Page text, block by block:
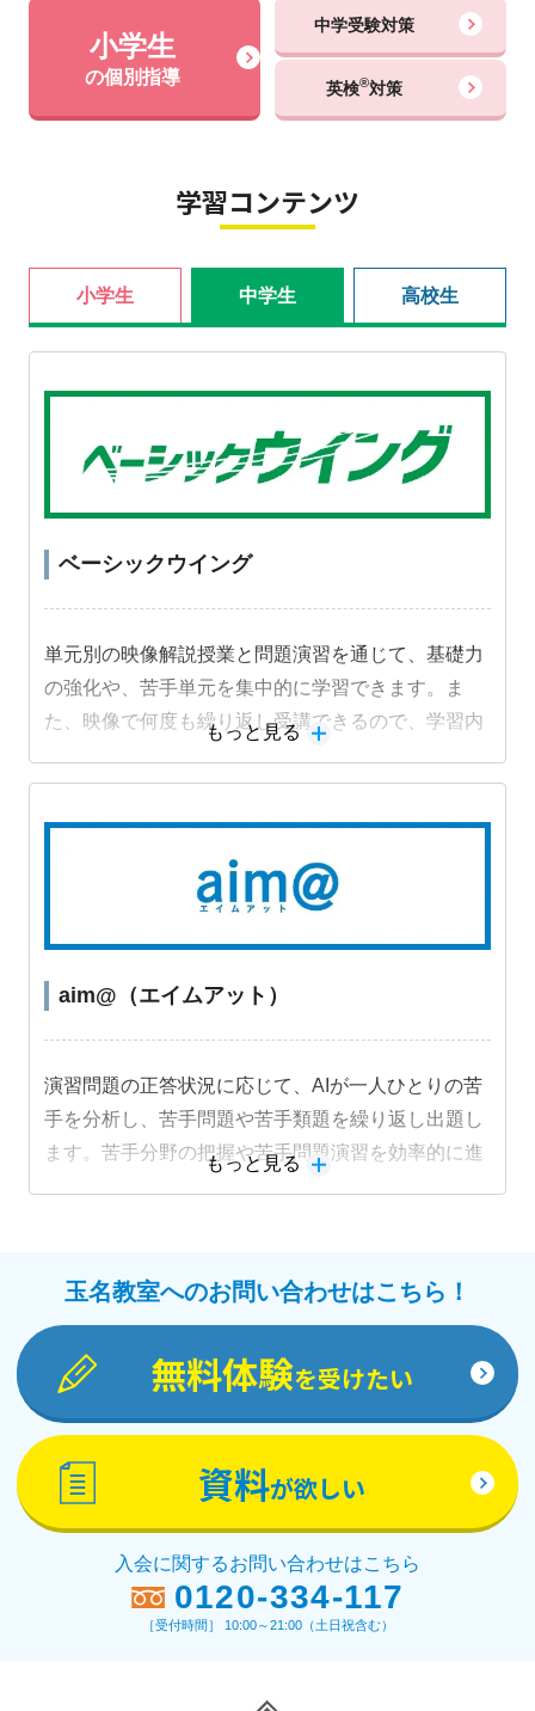
小学生
の個別指導
中学受験対策
英検®対策
学習コンテンツ
小学生 中学生 高校生
ベーシックウイング
単元別の映像解説授業と問題演習を通じて、基礎力
の強化や、苦手単元を集中的に学習できます。ま
た、映像で何度も繰り返し受講できるので、学習内
もっと見る
aim@（エイムアット）
演習問題の正答状況に応じて、AIが一人ひとりの苦
手を分析し、苦手問題や苦手類題を繰り返し出題し
ます。苦手分野の把握や苦手問題演習を効率的に進
もっと見る
玉名教室へのお問い合わせはこちら！
無料体験を受けたい
資料が欲しい
入会に関するお問い合わせはこちら
0120-334-117
［受付時間］ 10:00～21:00（土日祝含む）